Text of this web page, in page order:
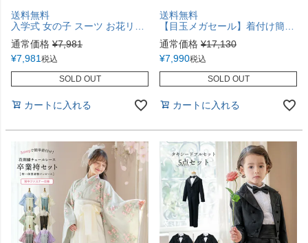
送料無料
入学式 女の子 スーツ お花リボンコサージュ付きポンチスーツ セットアップ フォーマル 女子スーツ 子供服 TAK
通常価格 ¥7,981
¥7,981 税込
SOLD OUT
カートに入れる
送料無料
【目玉メガセール】着付け簡単袴セット レース着物と袴のセット 小学校 卒業式 女の子 袴 年長袴 保育園 卒園式 幼稚園 [再入荷なし・在庫限り]TAK
通常価格 ¥17,130
¥7,990税込
SOLD OUT
カートに入れる